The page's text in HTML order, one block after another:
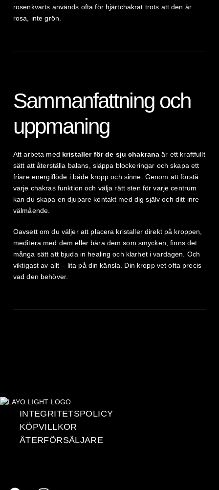
rosenkvarts används ofta för hjärtchakrat trots att den är
rosa, inte grön.
Sammanfattning och
uppmaning
Att arbeta med kristaller för de sju chakrana är ett kraftfullt
sätt att återställa balans, släppa blockeringar och skapa ett
friare energiflöde i både kropp och sinne. Genom att förstå
varje chakras funktion och välja rätt sten för varje centrum
kan du skapa en djupare kontakt med dig själv och ditt inre
välmående.
Oavsett om du väljer att placera kristaller direkt på kroppen,
meditera med dem eller bära dem som smycken, finns det
många sätt att bjuda in healing och klarhet i vardagen. Och
viktigast av allt – lita på din känsla. Din kropp vet ofta precis
vad den behöver.
INTEGRITETSPOLICY
KÖPVILLKOR
ÅTERFÖRSÄLJARE